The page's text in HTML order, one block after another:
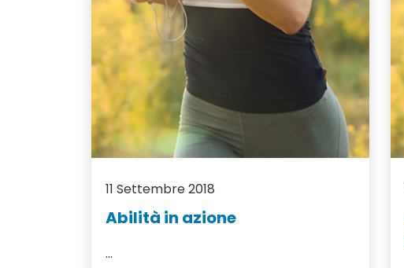
11 Settembre 2018
Abilità in azione
...